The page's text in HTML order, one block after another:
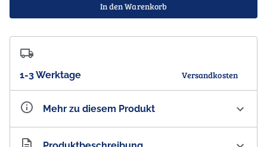
In den Warenkorb
1-3 Werktage Versandkosten
Mehr zu diesem Produkt
Artikelnummer AU300271